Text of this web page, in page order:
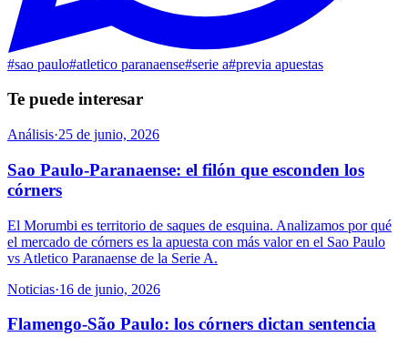
#sao paulo#atletico paranaense#serie a#previa apuestas
Te puede interesar
Análisis·25 de junio, 2026
Sao Paulo-Paranaense: el filón que esconden los
córners
El Morumbi es territorio de saques de esquina. Analizamos por qué
el mercado de córners es la apuesta con más valor en el Sao Paulo
vs Atletico Paranaense de la Serie A.
Noticias·16 de junio, 2026
Flamengo-São Paulo: los córners dictan sentencia